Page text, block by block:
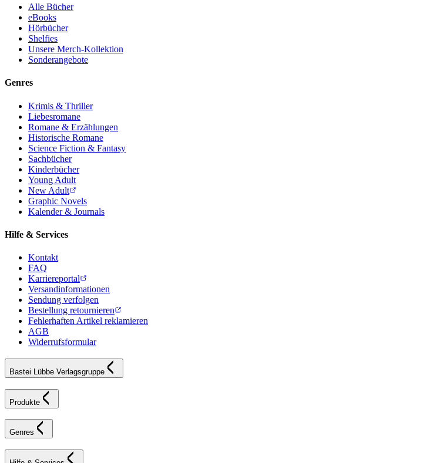
Alle Bücher
eBooks
Hörbücher
Shelfies
Unsere Merch-Kollektion
Sonderangebote
Genres
Krimis & Thriller
Liebesromane
Romane & Erzählungen
Historische Romane
Science Fiction & Fantasy
Sachbücher
Kinderbücher
Young Adult
New Adult
Graphic Novels
Kalender & Journals
Hilfe & Services
Kontakt
FAQ
Karriereportal
Versandinformationen
Sendung verfolgen
Bestellung retournieren
Fehlerhaften Artikel reklamieren
AGB
Widerrufsformular
Bastei Lübbe Verlagsgruppe
Produkte
Genres